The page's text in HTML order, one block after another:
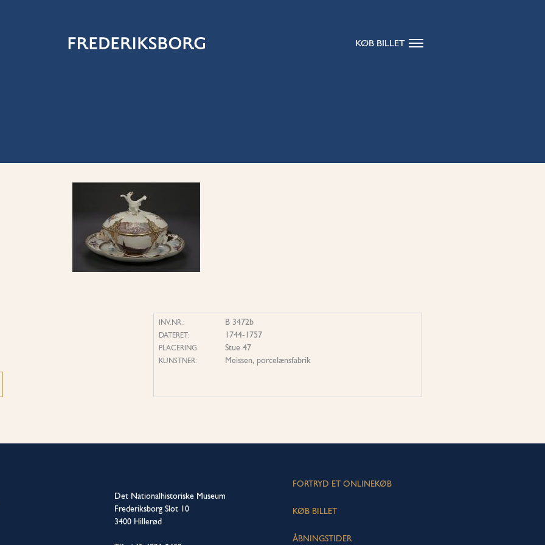
KØB BILLET
INV.NR.: B 3472b
DATERET: 1744-1757
PLACERING Stue 47
KUNSTNER: Meissen, porcelænsfabrik
Det Nationalhistoriske Museum
Frederiksborg Slot 10
3400 Hillerød
FORTRYD ET ONLINEKØB
KØB BILLET
ÅBNINGSTIDER